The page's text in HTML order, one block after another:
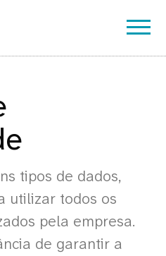
tipos de dados,
utilizar todos os
pela empresa.
de garantir a